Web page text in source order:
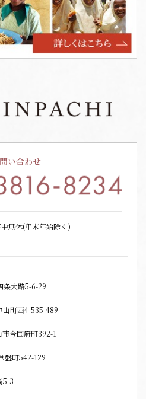
い合わせ
無休(年末年始除く)
条大路5-6-29
山町西4-535-489
今国府町392-1
盤町542-129
5-3